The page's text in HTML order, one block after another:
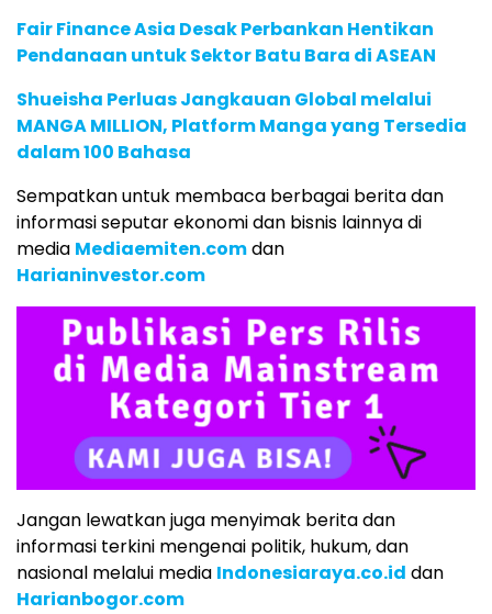
Fair Finance Asia Desak Perbankan Hentikan
Pendanaan untuk Sektor Batu Bara di ASEAN
Shueisha Perluas Jangkauan Global melalui
MANGA MILLION, Platform Manga yang Tersedia
dalam 100 Bahasa
Sempatkan untuk membaca berbagai berita dan
informasi seputar ekonomi dan bisnis lainnya di
media Mediaemiten.comdan
Harianinvestor.com
Jangan lewatkan juga menyimak berita dan
informasi terkini mengenai politik, hukum, dan
nasional melalui media Indonesiaraya.co.id dan
Harianbogor.com